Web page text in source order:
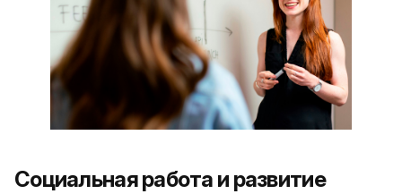
Социальная работа и развитие